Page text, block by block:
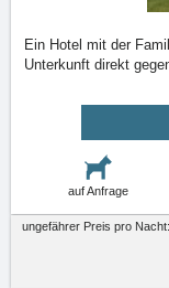
Ein Hotel mit der
Unterkunft direkt
auf Anfrage
ungefährer Preis pro Nacht: